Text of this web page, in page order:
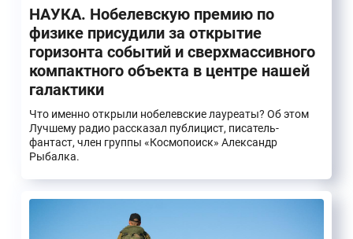
НАУКА. Нобелевскую премию по
физике присудили за открытие
горизонта событий и сверхмассивного
компактного объекта в центре нашей
галактики
Что именно открыли нобелевские лауреаты? Об этом
Лучшему радио рассказал публицист, писатель-
фантаст, член группы «Космопоиск» Александр
Рыбалка.